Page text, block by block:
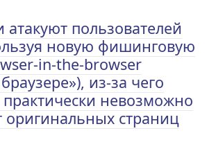
пользователей
новую фишинговую
in-the-browser
из-за чего
невозможно
оригинальных страниц